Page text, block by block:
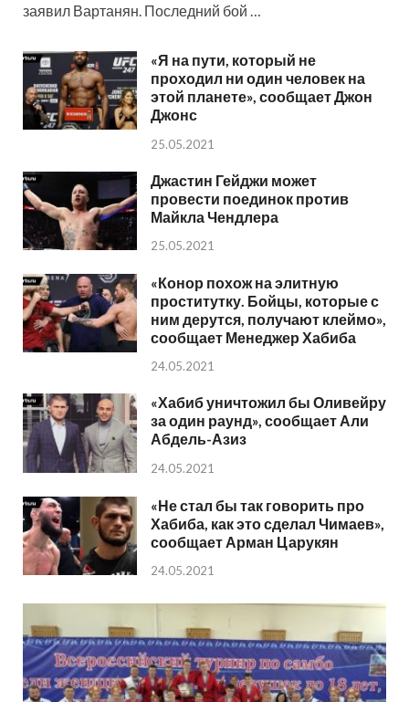
заявил Вартанян. Последний бой …
«Я на пути, который не
проходил ни один человек на
этой планете», сообщает Джон
Джонс
25.05.2021
Джастин Гейджи может
провести поединок против
Майкла Чендлера
25.05.2021
«Конор похож на элитную
проститутку. Бойцы, которые с
ним дерутся, получают клеймо»,
сообщает Менеджер Хабиба
24.05.2021
«Хабиб уничтожил бы Оливейру
за один раунд», сообщает Али
Абдель-Азиз
24.05.2021
«Не стал бы так говорить про
Хабиба, как это сделал Чимаев»,
сообщает Арман Царукян
24.05.2021